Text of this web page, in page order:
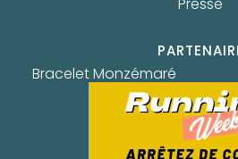
Presse
Bracelet Monzémaré